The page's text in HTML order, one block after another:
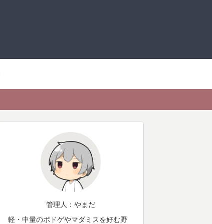
管理人：やまだ
軽・中量のボドゲやマダミスを好む野